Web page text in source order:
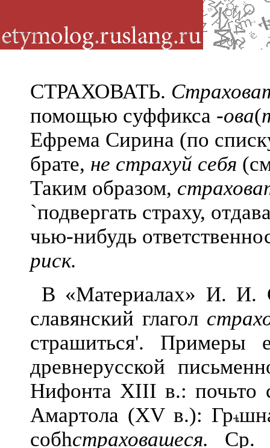
СТРАХОВАТЬ.
помощью суффикса -ова(
Ефрема Сирина (по
брате, не страхуй себя
Таким образом,
`подвергать страху,
чью-нибудь
риск.
В «Материалах» И. И.
славянский глагол
страшиться'. Примеры
древнерусской
Нифонта XIII в.: почьто
Амартола (XV в.): Гр
собhстраховашеся.